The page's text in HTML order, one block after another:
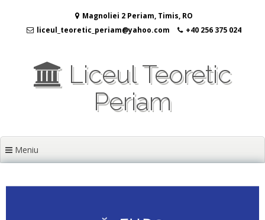
conținut
Magnoliei 2 Periam, Timis, RO
liceul_teoretic_periam@yahoo.com
+40 256 375 024
Liceul Teoretic
Periam
Meniu